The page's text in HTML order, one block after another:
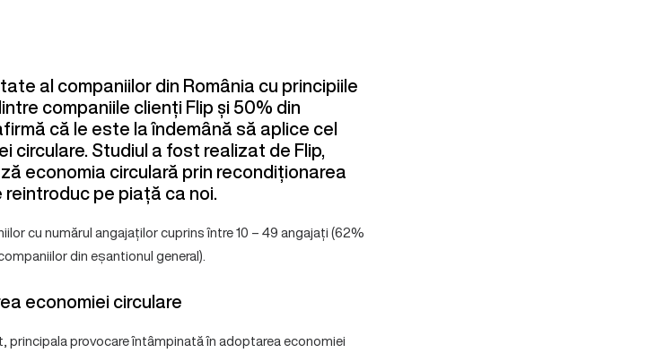
al companiilor din România cu principiile
companiile clienți Flip și 50% din
că le este la îndemână să aplice cel
circulare. Studiul a fost realizat de Flip,
economia circulară prin recondiționarea
pe piață ca noi.
cu numărul angajaților cuprins între 10 – 49 angajați (62%
din eșantionul general).
economiei circulare
provocare întâmpinată în adoptarea economiei